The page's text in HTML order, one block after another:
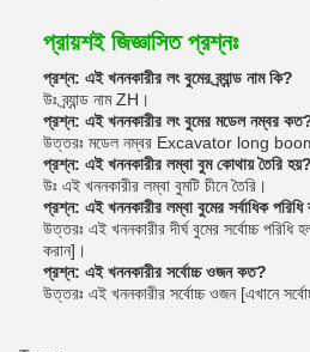
প্রায়শই জিজ্ঞাসিত প্রশ্নঃ
প্রশ্ন: এই খননকারীর লং বুমের ব্র্যান্ড নাম কি?
উঃ ব্র্যান্ড নাম ZH।
প্রশ্ন: এই খননকারীর লং বুমের মডেল নম্বর
উত্তরঃ মডেল নম্বর Excavator long
প্রশ্ন: এই খননকারীর লম্বা বুম কোথায় তৈরি হয়?
উঃ এই খননকারীর লম্বা বুমটি চীনে তৈরি।
প্রশ্ন: এই খননকারীর লম্বা বুমের সর্বাধিক
উত্তরঃ এই খননকারীর দীর্ঘ বুমের সর্বোচ্চ পরিধি
করান]।
প্রশ্ন: এই খননকারীর সর্বোচ্চ ওজন কত?
উত্তরঃ এই খননকারীর সর্বোচ্চ ওজন [এখানে